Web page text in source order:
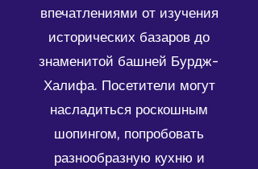
впечатлениями от изучения
исторических базаров до
знаменитой башней Бурдж-
Халифа. Посетители могут
насладиться роскошным
шопингом, попробовать
разнообразную кухню и